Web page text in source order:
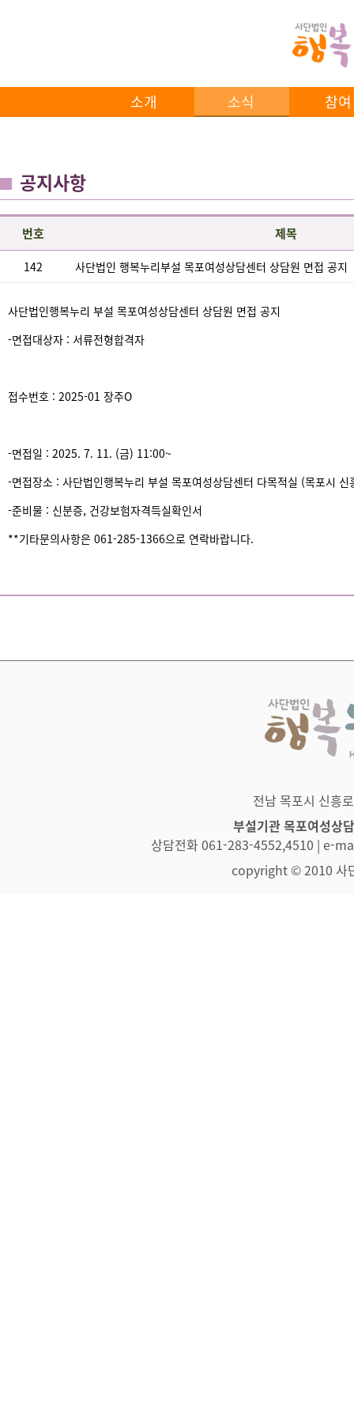
소개 소식 참여
공지사항
번호 제목
142 사단법인 행복누리부설 목포여성상담센터 상담원 면접 공지
사단법인행복누리 부설 목포여성상담센터 상담원 면접 공지
-면접대상자 : 서류전형합격자
접수번호 : 2025-01 장주O
-면접일 : 2025. 7. 11. (금) 11:00~
-면접장소 : 사단법인행복누리 부설 목포여성상담센터 다목적실 (목포시
-준비물 : 신분증, 건강보험자격득실확인서
**기타문의사항은 061-285-1366으로 연락바랍니다.
전남 목포시 신흥
부설기관 목포여성상
상담전화 061-283-4552,4510 | e-
copyright © 2010 사